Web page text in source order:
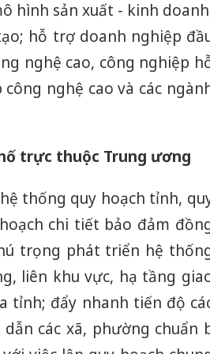
hình sản xuất - kinh
hỗ trợ doanh nghiệp
nghệ cao, công nghiệp
nghệ cao và các
trực thuộc Trung ương
thống quy hoạch tỉnh,
chi tiết bảo đảm
trọng phát triển hệ
liên khu vực, hạ tầng
tỉnh; đẩy nhanh tiến độ
các xã, phường chuẩn